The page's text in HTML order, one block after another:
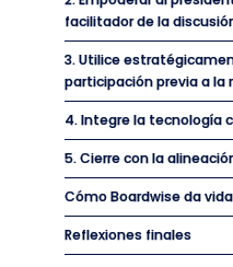
facilitador de la
3. Utilice
participación previa a la
4. Integre la tecnología
5. Cierre con la
Cómo Boardwise da
Reflexiones finales